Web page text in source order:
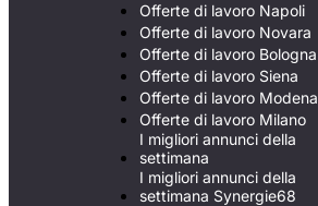
Offerte di lavoro Napoli
Offerte di lavoro Novara
Offerte di lavoro Bologna
Offerte di lavoro Siena
Offerte di lavoro Modena
Offerte di lavoro Milano
I migliori annunci della
settimana
I migliori annunci della
settimana Synergie68